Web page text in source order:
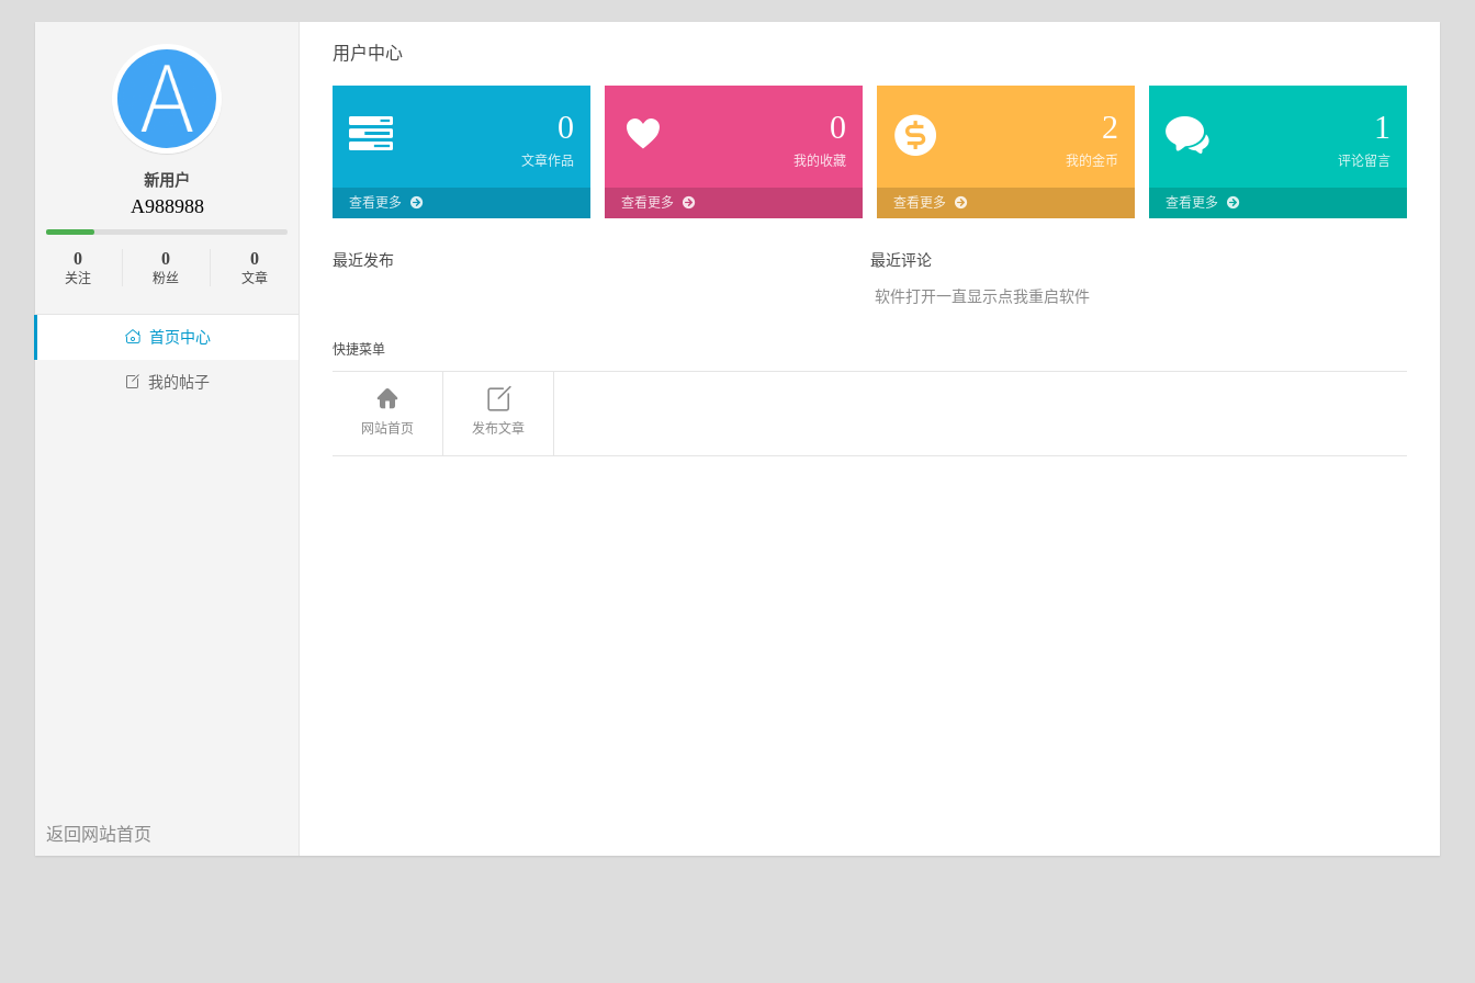
新用户
A988988
0
关注
0
粉丝
0
文章
首页中心
我的帖子
返回网站首页
用户中心
0
文章作品
查看更多
0
我的收藏
查看更多
2
我的金币
查看更多
1
评论留言
查看更多
最近发布 最近评论
软件打开一直显示点我重启软件
快捷菜单
网站首页 发布文章